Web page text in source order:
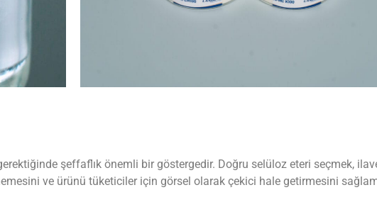
şeffaflık önemli bir göstergedir. Doğru selüloz eteri seçmek,
ve ürünü tüketiciler için görsel olarak çekici hale getirmesini